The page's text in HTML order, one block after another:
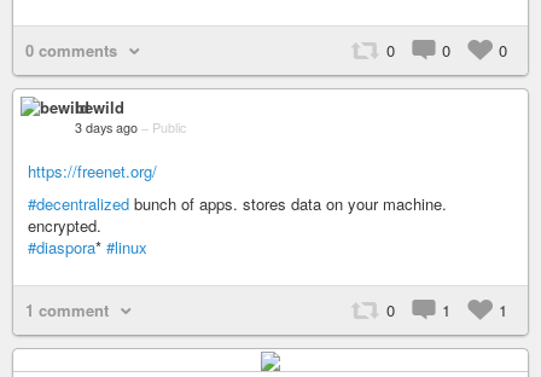
0 comments 0 0 0
bewild
3 days ago – Public
https://freenet.org/
#decentralized bunch of apps. stores data on your machine.
encrypted.
#diaspora* #linux
1 comment 0 1 1